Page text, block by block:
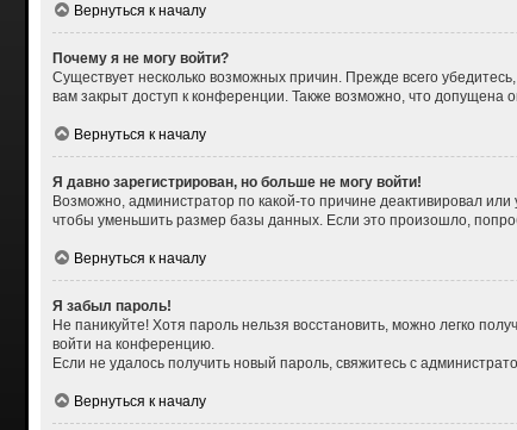
Вернуться к началу
Почему я не могу войти?
Существует несколько возможных причин. Прежде всего
вам закрыт доступ к конференции. Также возможно, что допущена
Вернуться к началу
Я давно зарегистрирован, но больше не могу войти!
Возможно, администратор по какой-то причине деактивировал
чтобы уменьшить размер базы данных. Если это произошло,
Вернуться к началу
Я забыл пароль!
Не паникуйте! Хотя пароль нельзя восстановить, можно легко
войти на конференцию.
Если не удалось получить новый пароль, свяжитесь с
Вернуться к началу